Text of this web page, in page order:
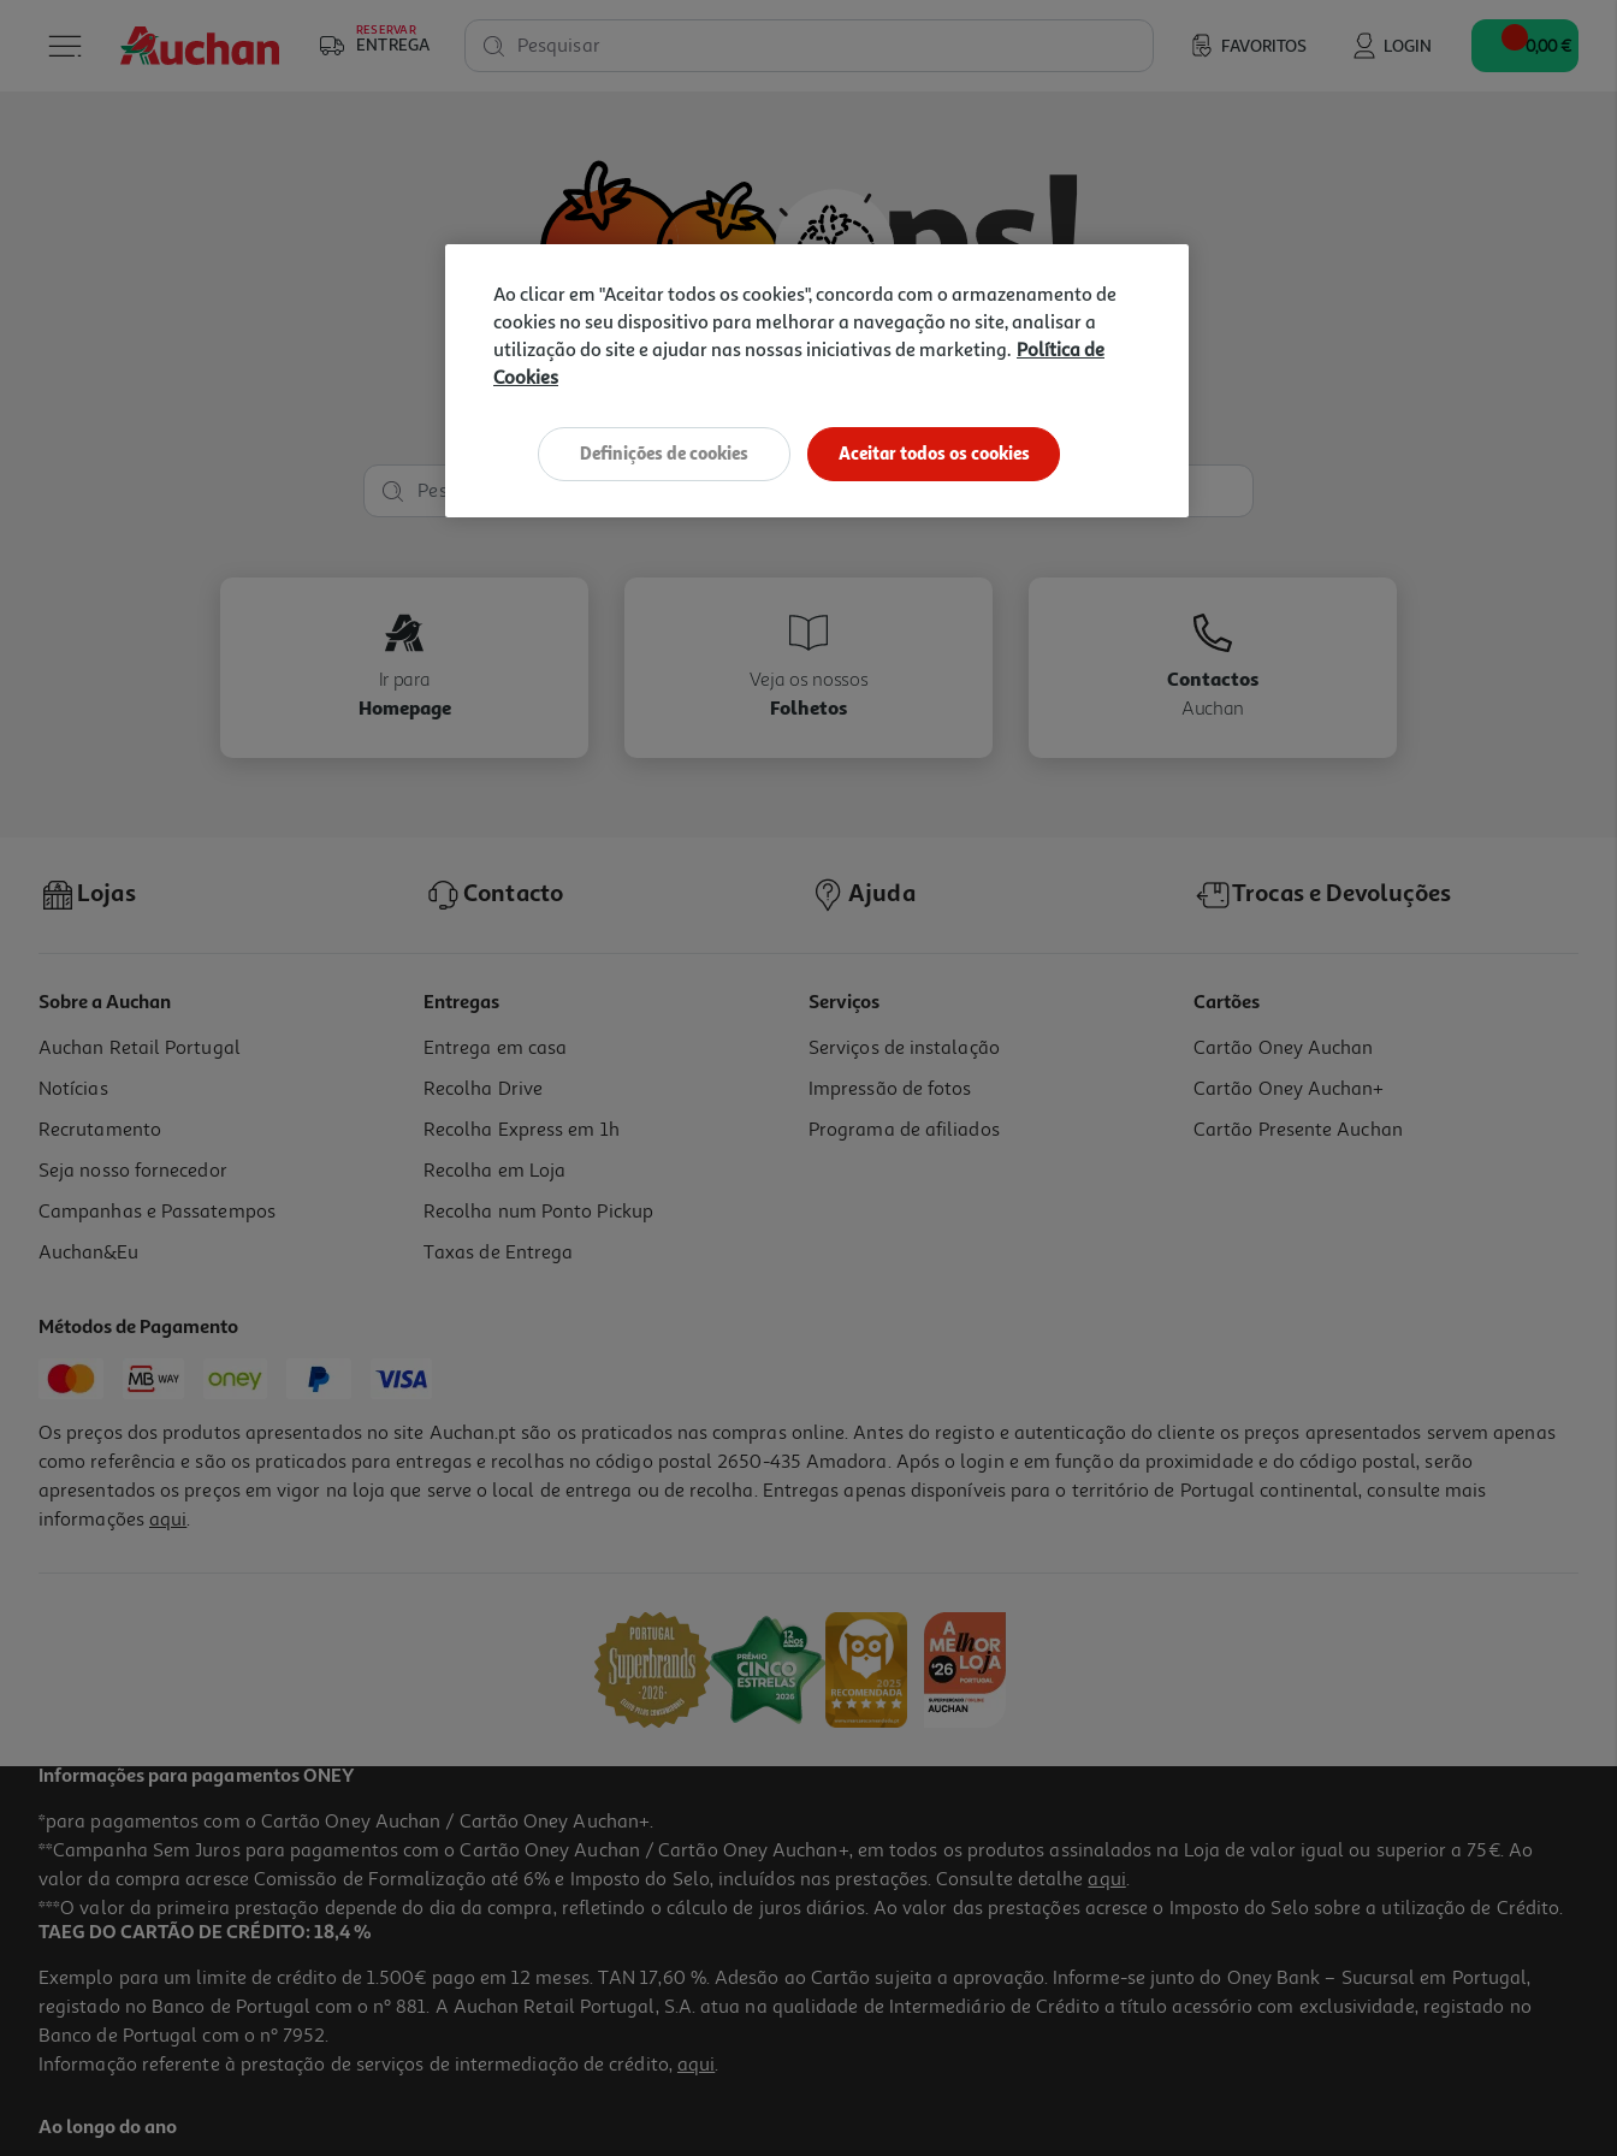
RESERVAR
ENTREGA FAVORITOS LOGIN
Pesquisar 0,00 €
Vamos tentar de novo?
Ir para
Homepage
Veja os nossos
Folhetos
Contactos
Auchan
Lojas Contacto Ajuda Trocas e Devoluções
Sobre a Auchan
Auchan Retail Portugal
Notícias
Recrutamento
Seja nosso fornecedor
Campanhas e Passatempos
Auchan&Eu
Entregas
Entrega em casa
Recolha Drive
Recolha Express em 1h
Recolha em Loja
Recolha num Ponto Pickup
Taxas de Entrega
Serviços
Serviços de instalação
Impressão de fotos
Programa de afiliados
Cartões
Cartão Oney Auchan
Cartão Oney Auchan+
Cartão Presente Auchan
Métodos de Pagamento
Os preços dos produtos apresentados no site Auchan.pt são os praticados nas compras online. Antes do registo e autenticação do cliente os preços apresentados servem apenas
como referência e são os praticados para entregas e recolhas no código postal 2650-435 Amadora. Após o login e em função da proximidade e do código postal, serão
apresentados os preços em vigor na loja que serve o local de entrega ou de recolha. Entregas apenas disponíveis para o território de Portugal continental, consulte mais
informações aqui.
Informações para pagamentos ONEY
*para pagamentos com o Cartão Oney Auchan / Cartão Oney Auchan+.
**Campanha Sem Juros para pagamentos com o Cartão Oney Auchan / Cartão Oney Auchan+, em todos os produtos assinalados na Loja de valor igual ou superior a 75€. Ao
valor da compra acresce Comissão de Formalização até 6% e Imposto do Selo, incluídos nas prestações. Consulte detalhe aqui.
***O valor da primeira prestação depende do dia da compra, refletindo o cálculo de juros diários. Ao valor das prestações acresce o Imposto do Selo sobre a utilização de Crédito.
TAEG DO CARTÃO DE CRÉDITO: 18,4 %
Exemplo para um limite de crédito de 1.500€ pago em 12 meses. TAN 17,60 %. Adesão ao Cartão sujeita a aprovação. Informe-se junto do Oney Bank – Sucursal em Portugal,
registado no Banco de Portugal com o nº 881. A Auchan Retail Portugal, S.A. atua na qualidade de Intermediário de Crédito a título acessório com exclusividade, registado no
Banco de Portugal com o nº 7952.
Informação referente à prestação de serviços de intermediação de crédito, aqui.
Ao longo do ano
Ao clicar em "Aceitar todos os cookies", concorda com o armazenamento de
cookies no seu dispositivo para melhorar a navegação no site, analisar a
utilização do site e ajudar nas nossas iniciativas de marketing. Política de
Cookies
Aceitar todos os cookies
Definições de cookies